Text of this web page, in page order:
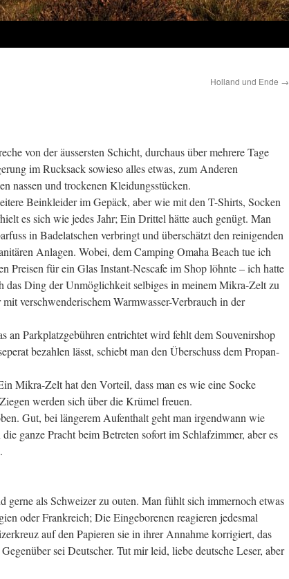
Holland und Ende →
von der äussersten Schicht, durchaus über mehrere Tage
im Rucksack sowieso alles etwas, zum Anderen
nassen und trockenen Kleidungsstücken.
Beinkleider im Gepäck, aber wie mit den T-Shirts, Socken
es sich wie jedes Jahr; Ein Drittel hätte auch genügt. Man
in Badelatschen verbringt und überschätzt den reinigenden
Anlagen. Wobei, dem Camping Omaha Beach tue ich
Preisen für ein Glas Instant-Nescafe im Shop löhnte – ich hatte
das Ding der Unmöglichkeit selbiges in meinem Mikra-Zelt zu
verschwenderischem Warmwasser-Verbrauch in der
an Parkplatzgebühren entrichtet wird fehlt dem Souvenirshop
bezahlen lässt, schiebt man den Überschuss dem Propan-
Mikra-Zelt hat den Vorteil, dass man es wie eine Socke
werden sich über die Krümel freuen.
Gut, bei längerem Aufenthalt geht man irgendwann wie
ganze Pracht beim Betreten sofort im Schlafzimmer, aber es
gerne als Schweizer zu outen. Man fühlt sich immernoch etwas
oder Frankreich; Die Eingeborenen reagieren jedesmal
auf den Papieren sie in ihrer Annahme korrigiert, das
sei Deutscher. Tut mir leid, liebe deutsche Leser, aber